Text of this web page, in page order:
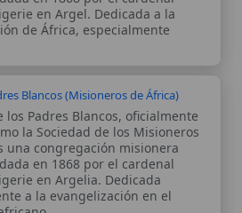
por el Comité
Wikitólica. Las afirmaciones
basadas y contrastadas
documentos históricos, actas
encíclicas, fuentes
y documentos oficiales de
editorial →